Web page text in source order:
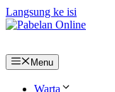
Langsung ke isi
Menu
Warta